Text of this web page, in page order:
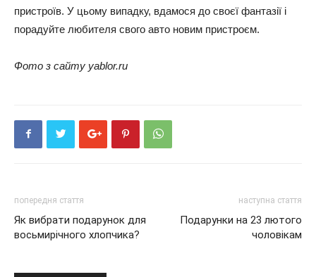
пристроїв. У цьому випадку, вдамося до своєї фантазії і
порадуйте любителя свого авто новим пристроєм.
Фото з сайту yablor.ru
попередня стаття
Як вибрати подарунок для
восьмирічного хлопчика?
наступна стаття
Подарунки на 23 лютого
чоловікам